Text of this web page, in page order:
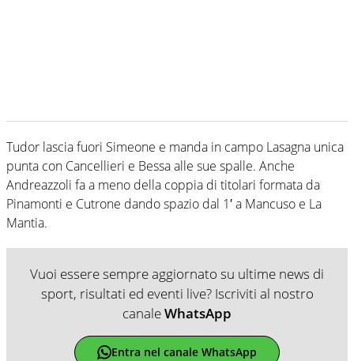
Tudor lascia fuori Simeone e manda in campo Lasagna unica
punta con Cancellieri e Bessa alle sue spalle. Anche
Andreazzoli fa a meno della coppia di titolari formata da
Pinamonti e Cutrone dando spazio dal 1′ a Mancuso e La
Mantia.
Vuoi essere sempre aggiornato su ultime news di
sport, risultati ed eventi live? Iscriviti al nostro
canaleWhatsApp
Entra nel canale WhatsApp